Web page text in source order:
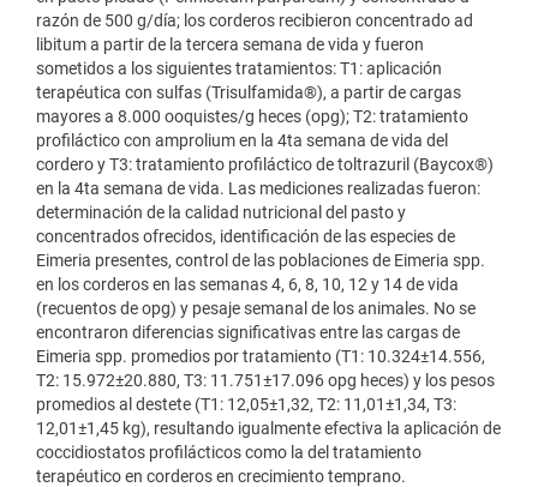
razón de 500 g/día; los corderos recibieron concentrado ad
libitum a partir de la tercera semana de vida y fueron
sometidos a los siguientes tratamientos: T1: aplicación
terapéutica con sulfas (Trisulfamida®), a partir de cargas
mayores a 8.000 ooquistes/g heces (opg); T2: tratamiento
profiláctico con amprolium en la 4ta semana de vida del
cordero y T3: tratamiento profiláctico de toltrazuril (Baycox®)
en la 4ta semana de vida. Las mediciones realizadas fueron:
determinación de la calidad nutricional del pasto y
concentrados ofrecidos, identificación de las especies de
Eimeria presentes, control de las poblaciones de Eimeria spp.
en los corderos en las semanas 4, 6, 8, 10, 12 y 14 de vida
(recuentos de opg) y pesaje semanal de los animales. No se
encontraron diferencias significativas entre las cargas de
Eimeria spp. promedios por tratamiento (T1: 10.324±14.556,
T2: 15.972±20.880, T3: 11.751±17.096 opg heces) y los pesos
promedios al destete (T1: 12,05±1,32, T2: 11,01±1,34, T3:
12,01±1,45 kg), resultando igualmente efectiva la aplicación de
coccidiostatos profilácticos como la del tratamiento
terapéutico en corderos en crecimiento temprano.